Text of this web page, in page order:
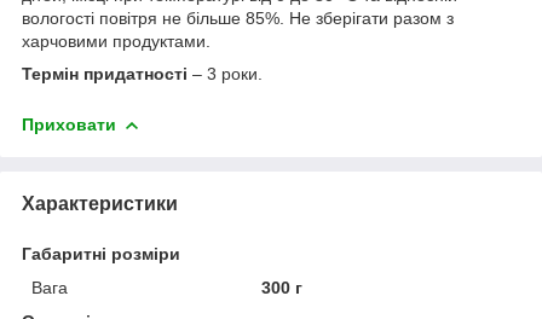
вологості повітря не більше 85%. Не зберігати разом з
харчовими продуктами.
Термін придатності – 3 роки.
Приховати
Характеристики
Габаритні розміри
Вага
300 г